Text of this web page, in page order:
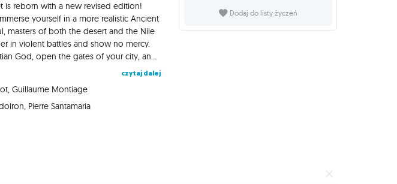
is reborn with a new revised edition!
yourself in a more realistic Ancient
masters of both the desert and the Nile
in violent battles and show no mercy.
Get ready to become an Egyptian God, open the gates of your city, and let your troops sing the song of war to please you and claim your dominance as master of Ancient Egypt. Kemet: Blood and Sand features new art and upgraded gameplay with new approachable rules that go beyond the 1.5 version of Kemet developed with the help of the BGG community. Free from the constraints of existing components, designers Jacques Bariot and Guillaume Montiage go even further in fine-tuning the Kemet experience. The game also features a redesigned map with a twist, bigger and more detailed figurines, and other surprises.
czytaj dalej
,Guillaume Montiage
, Pierre Santamaria
Dodaj do listy życzeń